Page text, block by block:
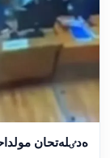
ەدٸلەتحان